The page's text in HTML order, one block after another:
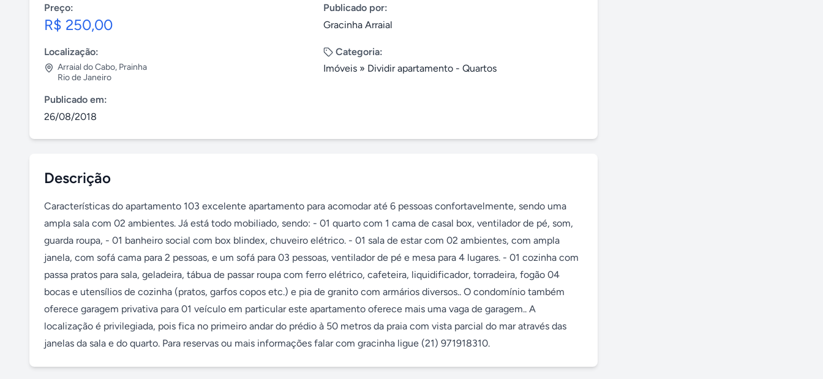
Preço:
R$ 250,00
Publicado por:
Gracinha Arraial
Localização:
Arraial do Cabo, Prainha
Rio de Janeiro
Categoria:
Imóveis » Dividir apartamento - Quartos
Publicado em:
26/08/2018
Descrição
Características do apartamento 103 excelente apartamento para acomodar até 6 pessoas confortavelmente, sendo uma
ampla sala com 02 ambientes. Já está todo mobiliado, sendo: - 01 quarto com 1 cama de casal box, ventilador de pé, som,
guarda roupa, - 01 banheiro social com box blindex, chuveiro elétrico. - 01 sala de estar com 02 ambientes, com ampla
janela, com sofá cama para 2 pessoas, e um sofá para 03 pessoas, ventilador de pé e mesa para 4 lugares. - 01 cozinha com
passa pratos para sala, geladeira, tábua de passar roupa com ferro elétrico, cafeteira, liquidificador, torradeira, fogão 04
bocas e utensílios de cozinha (pratos, garfos copos etc.) e pia de granito com armários diversos.. O condomínio também
oferece garagem privativa para 01 veículo em particular este apartamento oferece mais uma vaga de garagem.. A
localização é privilegiada, pois fica no primeiro andar do prédio à 50 metros da praia com vista parcial do mar através das
janelas da sala e do quarto. Para reservas ou mais informações falar com gracinha ligue (21) 971918310.